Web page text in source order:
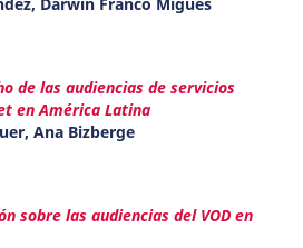
de las audiencias de servicios
en América Latina
Ana Bizberge
sobre las audiencias del VOD en